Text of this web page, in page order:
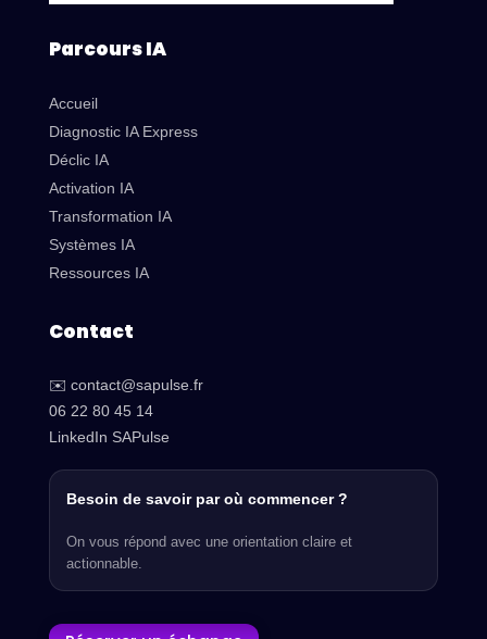
Parcours IA
Accueil
Diagnostic IA Express
Déclic IA
Activation IA
Transformation IA
Systèmes IA
Ressources IA
Contact
✉️ contact@sapulse.fr
06 22 80 45 14
LinkedIn SAPulse
Besoin de savoir par où commencer ?
On vous répond avec une orientation claire et
actionnable.